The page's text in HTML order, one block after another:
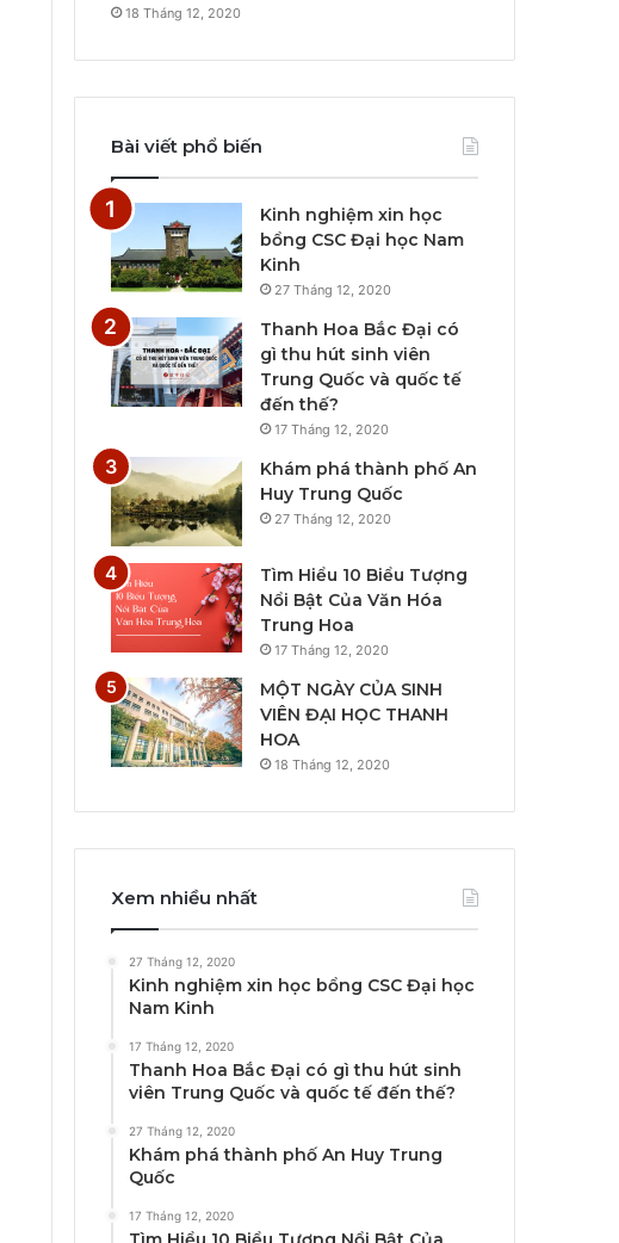
18 Tháng 12, 2020
Bài viết phổ biến
Kinh nghiệm xin học
bổng CSC Đại học Nam
Kinh
27 Tháng 12, 2020
Thanh Hoa Bắc Đại có
gì thu hút sinh viên
Trung Quốc và quốc tế
đến thế?
17 Tháng 12, 2020
Khám phá thành phố An
Huy Trung Quốc
27 Tháng 12, 2020
Tìm Hiểu 10 Biểu Tượng
Nổi Bật Của Văn Hóa
Trung Hoa
17 Tháng 12, 2020
MỘT NGÀY CỦA SINH
VIÊN ĐẠI HỌC THANH
HOA
18 Tháng 12, 2020
Xem nhiều nhất
27 Tháng 12, 2020
Kinh nghiệm xin học bổng CSC Đại học
Nam Kinh
17 Tháng 12, 2020
Thanh Hoa Bắc Đại có gì thu hút sinh
viên Trung Quốc và quốc tế đến thế?
27 Tháng 12, 2020
Khám phá thành phố An Huy Trung
Quốc
17 Tháng 12, 2020